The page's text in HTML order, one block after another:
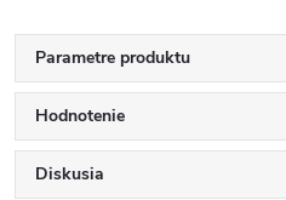
Parametre produktu
Hodnotenie
Diskusia